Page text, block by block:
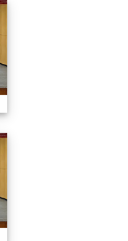
113學生音樂比賽
113學生音樂比賽